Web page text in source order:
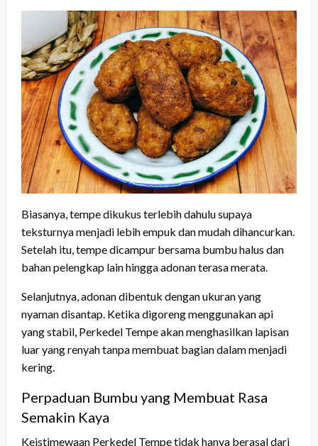
Biasanya, tempe dikukus terlebih dahulu supaya
teksturnya menjadi lebih empuk dan mudah dihancurkan.
Setelah itu, tempe dicampur bersama bumbu halus dan
bahan pelengkap lain hingga adonan terasa merata.
Selanjutnya, adonan dibentuk dengan ukuran yang
nyaman disantap. Ketika digoreng menggunakan api
yang stabil, Perkedel Tempe akan menghasilkan lapisan
luar yang renyah tanpa membuat bagian dalam menjadi
kering.
Perpaduan Bumbu yang Membuat Rasa
Semakin Kaya
Keistimewaan Perkedel Tempe tidak hanya berasal dari